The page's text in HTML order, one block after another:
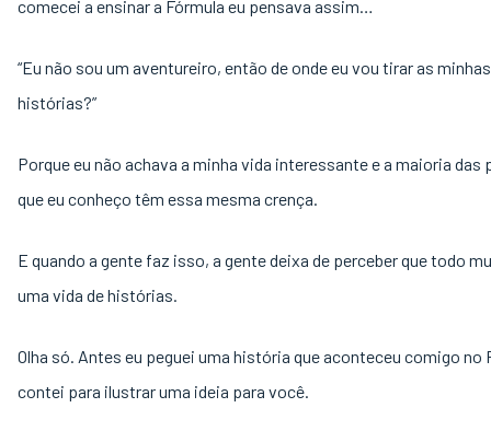
comecei a ensinar a Fórmula eu pensava assim…
“Eu não sou um aventureiro, então de onde eu vou tirar as minhas
histórias?”
Porque eu não achava a minha vida interessante e a maioria das
que eu conheço têm essa mesma crença.
E quando a gente faz isso, a gente deixa de perceber que todo
uma vida de histórias.
Olha só. Antes eu peguei uma história que aconteceu comigo no
contei para ilustrar uma ideia para você.